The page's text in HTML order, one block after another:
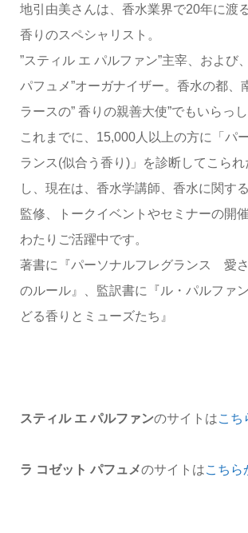
地引由美さんは、香水業界で20年に渡
香りのスペシャリスト。
”スティル エ パルファン”主宰、および
パフュメ”オーガナイザー。香水の都、
ラースの” 香りの親善大使”でもいらっし
これまでに、15,000人以上の方に「パ
ランス(似合う香り)」を診断してこら
し、現在は、香水学講師、香水に関す
監修、トークイベントやセミナーの開
わたりご活躍中です。
著書に『パーソナルフレグランス 愛
のルール』、監訳書に『ル・パルファ
どる香りとミューズたち』
スティル エ パルファンのサイトはこち
ラ コゼット パフュメのサイトはこちら